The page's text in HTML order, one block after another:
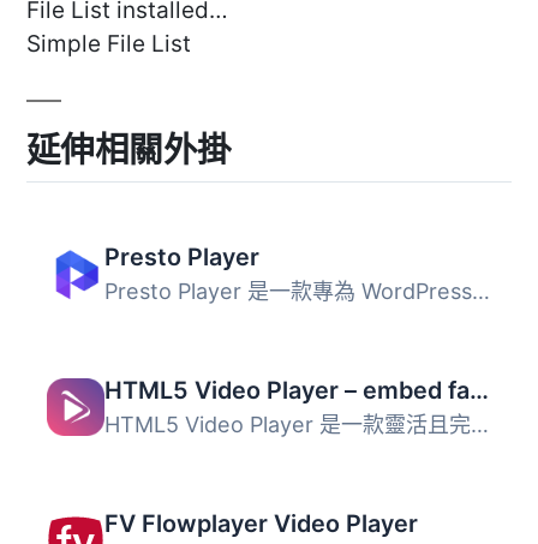
File List installed…
Simple File List
延伸相關外掛
Presto Player
Presto Player 是一款專為 WordPress 設計的影片播放器，能將...
HTML5 Video Player – embed fast, responsive videos with ease
HTML5 Video Player 是一款靈活且完全響應式的 WordPress 外...
FV Flowplayer Video Player